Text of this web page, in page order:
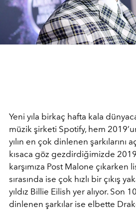
Yeni yıla birkaç hafta kala
müzik şirketi Spotify, hem
yılın en çok dinlenen şarkılarını
kısaca göz gezdirdiğimizde
karşımıza Post Malone çıkarken
sırasında ise çok hızlı bir çıkış
yıldız Billie Eilish yer alıyor. Son
dinlenen şarkılar ise elbette